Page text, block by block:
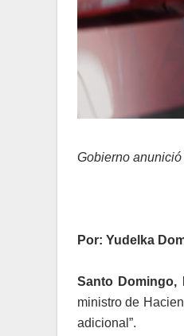
Gobierno
Por: Yudelka
Santo Domingo,
ministro de
adicional”.